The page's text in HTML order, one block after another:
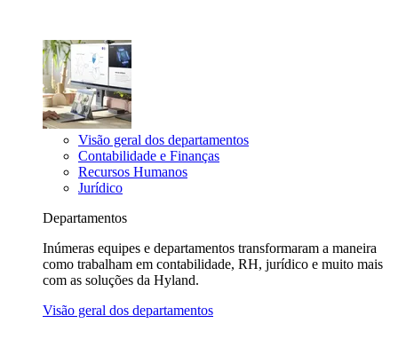
Visão geral dos departamentos
Contabilidade e Finanças
Recursos Humanos
Jurídico
Departamentos
Inúmeras equipes e departamentos transformaram a maneira
como trabalham em contabilidade, RH, jurídico e muito mais
com as soluções da Hyland.
Visão geral dos departamentos